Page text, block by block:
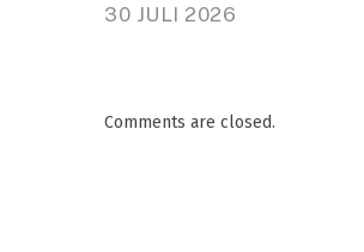
30 JULI 2026
Comments are closed.